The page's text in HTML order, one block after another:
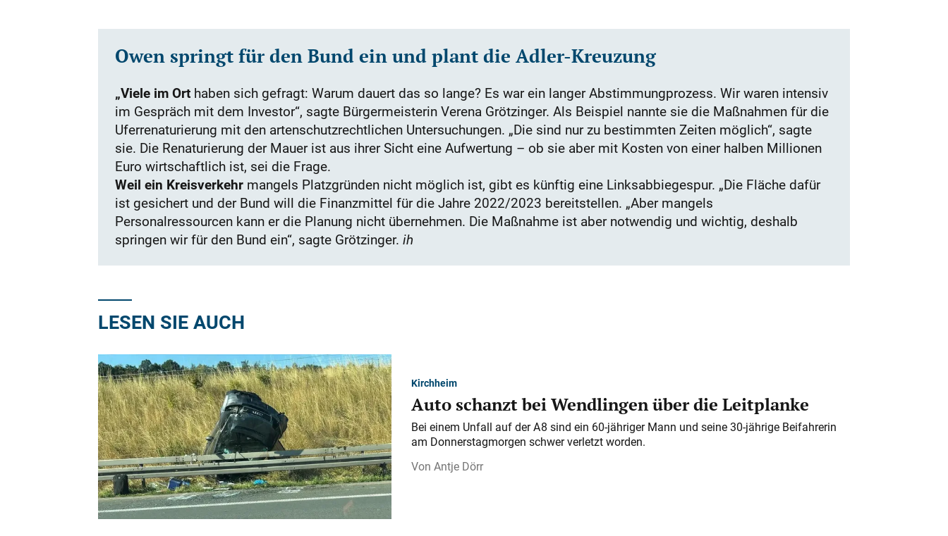
Owen springt für den Bund ein und plant die Adler-Kreuzung
„Viele im Orthaben sich gefragt: Warum dauert das so lange? Es war ein langer Abstimmungprozess. Wir waren intensiv
im Gespräch mit dem Investor“, sagte Bürgermeisterin Verena Grötzinger. Als Beispiel nannte sie die Maßnahmen für die
Uferrenaturierung mit den artenschutzrechtlichen Untersuchungen. „Die sind nur zu bestimmten Zeiten möglich“, sagte
sie. Die Renaturierung der Mauer ist aus ihrer Sicht eine Aufwertung – ob sie aber mit Kosten von einer halben Millionen
Euro wirtschaftlich ist, sei die Frage.
Weil ein Kreisverkehrmangels Platzgründen nicht möglich ist, gibt es künftig eine Linksabbiegespur. „Die Fläche dafür
ist gesichert und der Bund will die Finanzmittel für die Jahre 2022/2023 bereitstellen. „Aber mangels
Personalressourcen kann er die Planung nicht übernehmen. Die Maßnahme ist aber notwendig und wichtig, deshalb
springen wir für den Bund ein“, sagte Grötzinger. ih
LESEN SIE AUCH
Kirchheim
Auto schanzt bei Wendlingen über die Leitplanke
Bei einem Unfall auf der A 8 sind ein 60-jähriger Mann und seine 30-jährige Beifahrerin
am Donnerstagmorgen schwer verletzt worden.
Antje Dörr